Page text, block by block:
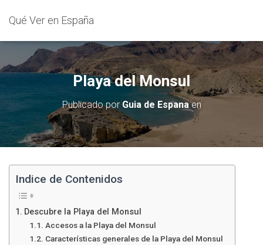
Qué Ver en España
Playa del Monsul
Publicado por Guia de Espanaen
Indice de Contenidos
Descubre la Playa del Monsul
Accesos a la Playa del Monsul
Características generales de la Playa del Monsul